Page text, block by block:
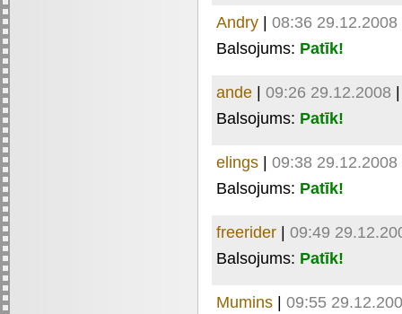
Andry | 08:36 29.12.2008
Balsojums: Patīk!
ande | 09:26 29.12.2008
Balsojums: Patīk!
elings | 09:38 29.12.2008
Balsojums: Patīk!
freerider | 09:49
Balsojums: Patīk!
Mumins | 09:55